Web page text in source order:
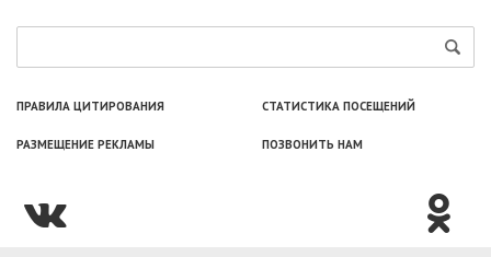
ПРАВИЛА ЦИТИРОВАНИЯ СТАТИСТИКА ПОСЕЩЕНИЙ
РАЗМЕЩЕНИЕ РЕКЛАМЫ ПОЗВОНИТЬ НАМ